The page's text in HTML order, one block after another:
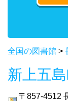
全国の図書館 >
新上五
〒857-4512